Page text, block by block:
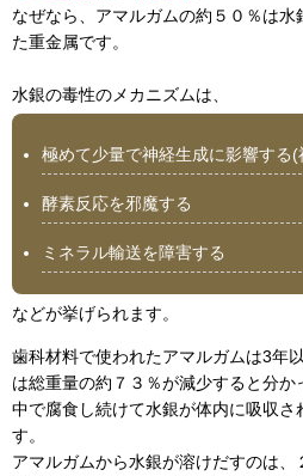
なぜなら、アマルガムの約５０％は
た重金属です。
水銀の毒性のメカニズムは、
極めて少量で神経生成に影響する
酵素反応を邪魔する
ミネラル輸送を障害する
などが挙げられます。
歯科材料で使われたアマルガムは3年
は総重量の約７３％が減少すると分
中で腐食し続けて水銀が体内に吸収さ
す。
アマルガムから水銀が溶けだすのは